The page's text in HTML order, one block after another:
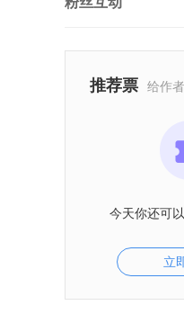
推荐票 给作
今天你还可
立